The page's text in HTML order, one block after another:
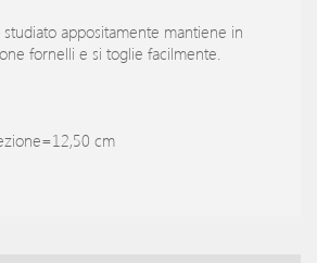
appositamente mantiene in
fornelli e si toglie facilmente.
cm